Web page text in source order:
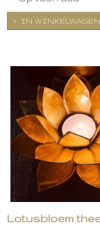
IN WINKELWAGEN
Lotusbloem